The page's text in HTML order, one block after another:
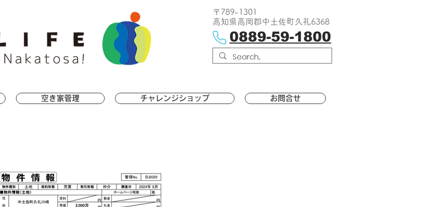
〒789-1301
高知県高岡郡中土佐町久礼6368
0889-59-1800
空き家管理 チャレンジショップ お問合せ